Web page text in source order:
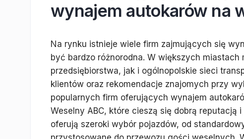
wynajem autokarów na
Na rynku istnieje wiele firm zajmujących się
być bardzo różnorodna. W większych miastach
przedsiębiorstwa, jak i ogólnopolskie sieci
klientów oraz rekomendacje znajomych przy
popularnych firm oferujących wynajem
Weselny ABC, które cieszą się dobrą
oferują szeroki wybór pojazdów, od